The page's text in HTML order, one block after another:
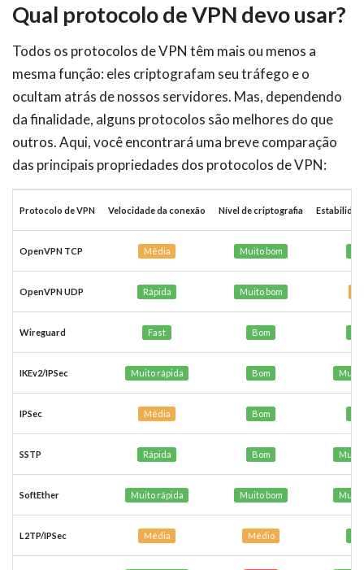
Qual protocolo de VPN devo usar?
Todos os protocolos de VPN têm mais ou menos a
mesma função: eles criptografam seu tráfego e o
ocultam atrás de nossos servidores. Mas, dependendo
da finalidade, alguns protocolos são melhores do que
outros. Aqui, você encontrará uma breve comparação
das principais propriedades dos protocolos de VPN:
Protocolo de VPN Velocidade da conexão Nível de criptografia
OpenVPN TCP Média Muito bom
OpenVPN UDP Rápida Muito bom
Wireguard Fast Bom
IKEv2/IPSec Muito rápida Bom
IPSec Média Bom
SSTP Rápida Bom
SoftEther Muito rápida Muito bom
L2TP/IPSec Média Médio